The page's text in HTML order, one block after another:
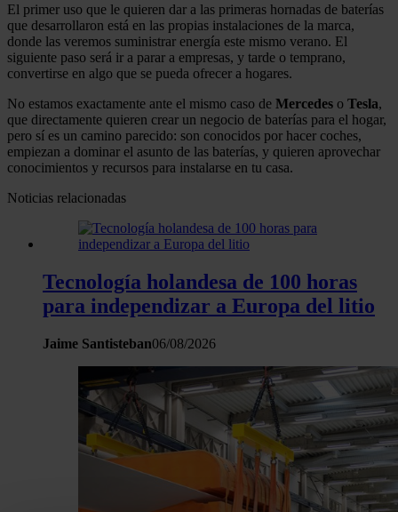
El primer uso que le quieren dar a las primeras hornadas de baterías
que desarrollaron está en las propias instalaciones de la marca,
donde las veremos suministrar energía este mismo verano. El
siguiente paso será ir a parar a empresas, y tarde o temprano,
convertirse en algo que se pueda ofrecer a hogares.
No estamos exactamente ante el mismo caso de Mercedes o Tesla,
que directamente quieren crear un negocio de baterías para el hogar,
pero sí es un camino parecido: son conocidos por hacer coches,
empiezan a dominar el asunto de las baterías, y quieren aprovechar
conocimientos y recursos para instalarse en tu casa.
Noticias relacionadas
Tecnología holandesa de 100 horas
para independizar a Europa del litio
Jaime Santisteban06/08/2026